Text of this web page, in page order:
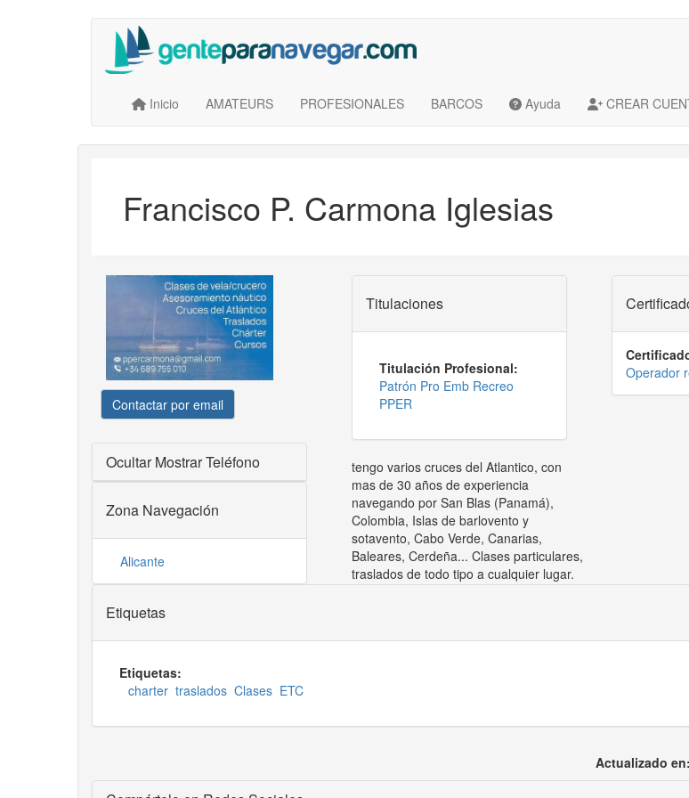
Main navigation
Inicio AMATEURS PROFESIONALES BARCOS Ayuda CREAR
User account menu
Francisco P. Carmona Iglesias
Contactar por email
Ocultar Mostrar Teléfono
Zona Navegación
Alicante
Titulaciones
Titulación Profesional:
Patrón Pro Emb Recreo
PPER
tengo varios cruces del Atlantico, con
mas de 30 años de experiencia
navegando por San Blas (Panamá),
Colombia, Islas de barlovento y
sotavento, Cabo Verde, Canarias,
Baleares, Cerdeña... Clases particulares,
traslados de todo tipo a cualquier lugar.
Operador
Etiquetas
Etiquetas:
charter traslados Clases ETC
Actualizado en: